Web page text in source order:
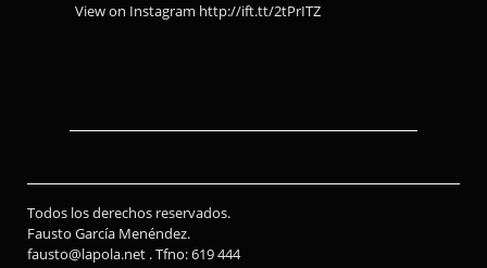
View on Instagram http://ift.tt/2tPrITZ
Todos los derechos reservados.
Fausto García Menéndez.
fausto@lapola.net . Tfno: 619 444